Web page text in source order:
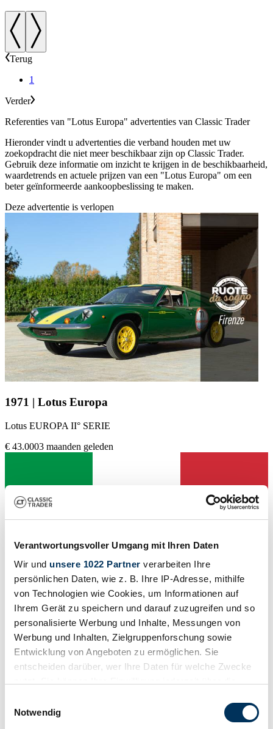
Verantwortungsvoller Umgang mit Ihren Daten
Wir und unsere 1022 Partner verarbeiten Ihre
persönlichen Daten, wie z. B. Ihre IP-Adresse, mithilfe
von Technologien wie Cookies, um Informationen auf
Ihrem Gerät zu speichern und darauf zuzugreifen und so
personalisierte Werbung und Inhalte, Messungen von
Werbung und Inhalten, Zielgruppenforschung sowie
Entwicklung von Angeboten zu ermöglichen. Sie
entscheiden darüber, wer Ihre Daten für welche Zwecke
Trigger Symbol ändern oder widerrufen
Notwendig
Terug
1
Verder
Referenties van "Lotus Europa" advertenties van Classic Trader
Hieronder vindt u advertenties die verband houden met uw
zoekopdracht die niet meer beschikbaar zijn op Classic Trader.
Gebruik deze informatie om inzicht te krijgen in de beschikbaarheid,
waardetrends en actuele prijzen van een "Lotus Europa" om een
beter geïnformeerde aankoopbeslissing te maken.
Deze advertentie is verlopen
1971 | Lotus Europa
Lotus EUROPA II° SERIE
€ 43.0003 maanden geleden
Verkoper
Code fabrikant
Kilometerstand (lezen)